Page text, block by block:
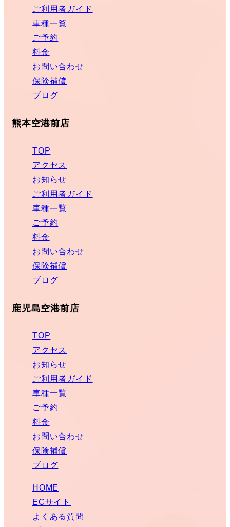
ご利用者ガイド
車種一覧
ご予約
料金
お問い合わせ
保険補償
ブログ
熊本空港前店
TOP
アクセス
お知らせ
ご利用者ガイド
車種一覧
ご予約
料金
お問い合わせ
保険補償
ブログ
鹿児島空港前店
TOP
アクセス
お知らせ
ご利用者ガイド
車種一覧
ご予約
料金
お問い合わせ
保険補償
ブログ
HOME
ECサイト
よくある質問